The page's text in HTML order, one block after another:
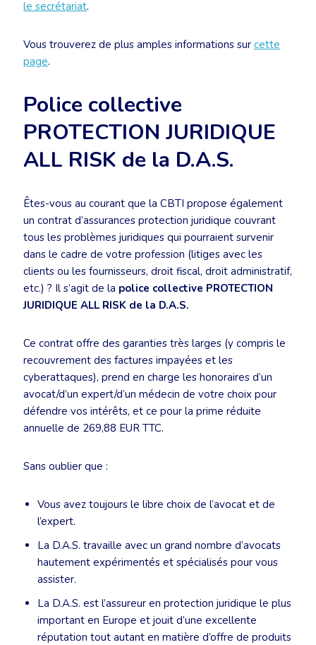
le secrétariat.
Vous trouverez de plus amples informations sur cette
page.
Police collective
PROTECTION JURIDIQUE
ALL RISK de la D.A.S.
Êtes-vous au courant que la CBTI propose également
un contrat d’assurances protection juridique couvrant
tous les problèmes juridiques qui pourraient survenir
dans le cadre de votre profession (litiges avec les
clients ou les fournisseurs, droit fiscal, droit administratif,
etc.) ? Il s’agit de la police collective PROTECTION
JURIDIQUE ALL RISK de la D.A.S.
Ce contrat offre des garanties très larges (y compris le
recouvrement des factures impayées et les
cyberattaques), prend en charge les honoraires d’un
avocat/d’un expert/d’un médecin de votre choix pour
défendre vos intérêts, et ce pour la prime réduite
annuelle de 269,88 EUR TTC.
Sans oublier que :
Vous avez toujours le libre choix de l’avocat et de
l’expert.
La D.A.S. travaille avec un grand nombre d’avocats
hautement expérimentés et spécialisés pour vous
assister.
La D.A.S. est l’assureur en protection juridique le plus
important en Europe et jouit d’une excellente
réputation tout autant en matière d’offre de produits